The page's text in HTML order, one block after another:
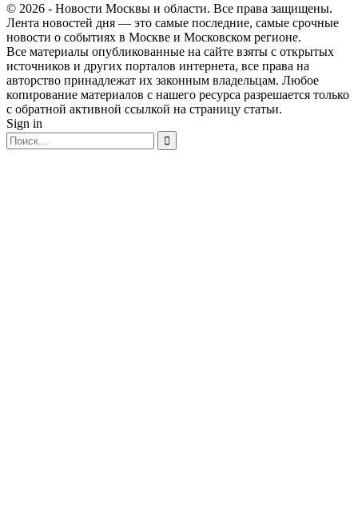
© 2026 - Новости Москвы и области. Все права защищены.
Лента новостей дня — это самые последние, самые срочные
новости о событиях в Москве и Московском регионе.
Все материалы опубликованные на сайте взяты с открытых
источников и других порталов интернета, все права на
авторство принадлежат их законным владельцам. Любое
копирование материалов с нашего ресурса разрешается только
с обратной активной ссылкой на страницу статьи.
Sign in